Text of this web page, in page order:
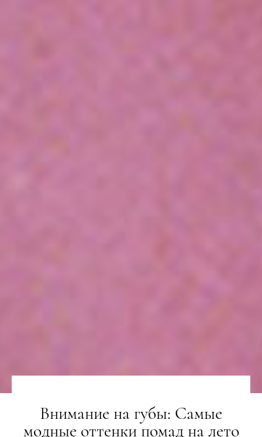
Внимание на губы: Самые
модные оттенки помад на лето